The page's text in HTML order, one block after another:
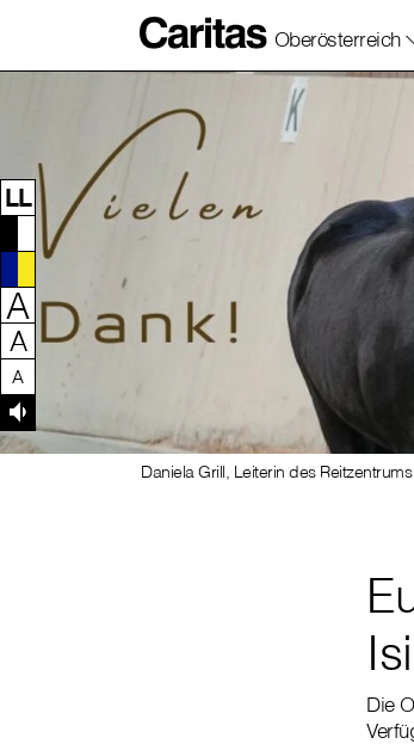
Zum Inhalt dieser Seite
Zur Navigation
Zum Footer dieser Seite
Oberösterreich
LL
A
A
A
Daniela Grill, Leiterin des
Die